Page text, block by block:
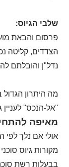
שלבי הגיוס:
פרסום והבאת
הצדדים, קליטה
נדל"ן והובלתם
מה היתרון הגדול
"אל-הנכס" לעניין
מאיפה
אולי אם נלך לפי
מקורות גיוס
בבעלות רשת